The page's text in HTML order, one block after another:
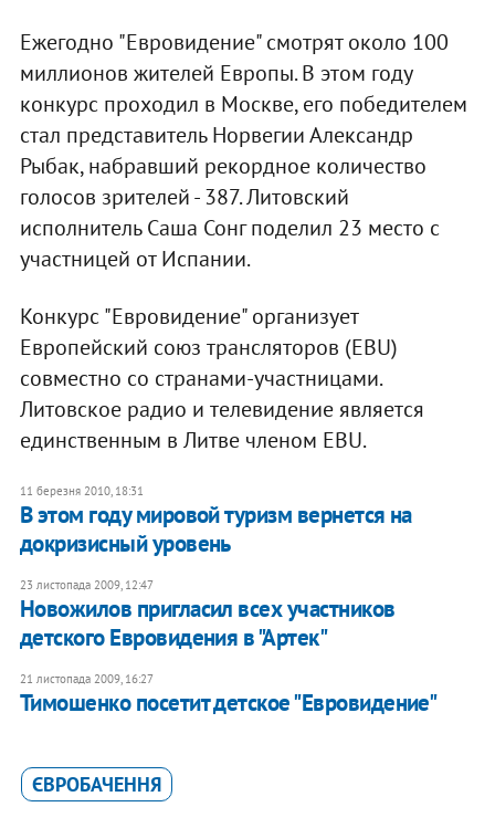
Ежегодно "Евровидение" смотрят около 100
миллионов жителей Европы. В этом году
конкурс проходил в Москве, его победителем
стал представитель Норвегии Александр
Рыбак, набравший рекордное количество
голосов зрителей - 387. Литовский
исполнитель Саша Сонг поделил 23 место с
участницей от Испании.
Конкурс "Евровидение" организует
Европейский союз трансляторов (EBU)
совместно со странами-участницами.
Литовское радио и телевидение является
единственным в Литве членом EBU.
11 березня 2010, 18:31
В этом году мировой туризм вернется на
докризисный уровень
23 листопада 2009, 12:47
Новожилов пригласил всех участников
детского Евровидения в "Артек"
21 листопада 2009, 16:27
Тимошенко посетит детское "Евровидение"
ЄВРОБАЧЕННЯ